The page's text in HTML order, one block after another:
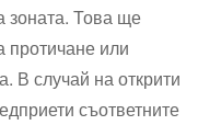
зоната. Това ще
протичане или
В случай на открити
съответните